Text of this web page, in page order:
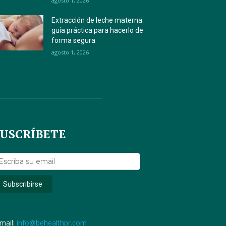
Extracción de leche materna:
guía práctica para hacerlo de
forma segura
agosto 1, 2026
info@behealthpr.com